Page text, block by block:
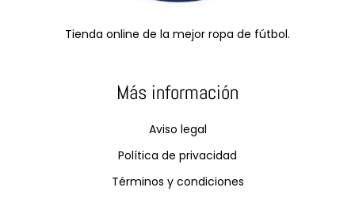
Tienda online de la mejor ropa de fútbol.
Más información
Aviso legal
Política de privacidad
Términos y condiciones